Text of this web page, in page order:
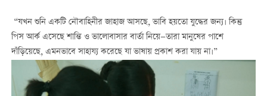
“যখন শুনি একটি নৌবাহিনীর জাহাজ আসছে, ভাবি হয়তো যুদ্ধের জন্য। কিন্তু
পিস আর্ক এসেছে শান্তি ও ভালোবাসার বার্তা নিয়ে—তারা মানুষের পাশে
দাঁড়িয়েছে, এমনভাবে সাহায্য করেছে যা ভাষায় প্রকাশ করা যায় না।”